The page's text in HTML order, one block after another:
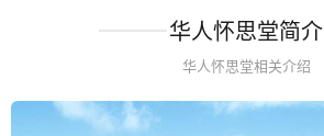
华人怀思堂简介
华人怀思堂相关介绍